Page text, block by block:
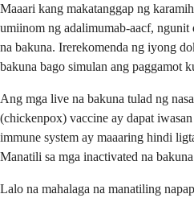
Maaari kang makatanggap ng
umiinom ng adalimumab-aacf, ngunit
na bakuna. Irerekomenda ng iyong
bakuna bago simulan ang paggamot
Ang mga live na bakuna tulad ng
(chickenpox) vaccine ay dapat
immune system ay maaaring hindi
Manatili sa mga inactivated na
Lalo na mahalaga na manatiling